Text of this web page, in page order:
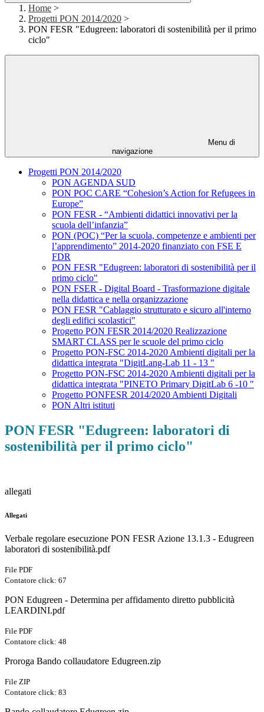
Home >
Progetti PON 2014/2020 >
PON FESR "Edugreen: laboratori di sostenibilità per il primo
ciclo"
Menu di
navigazione
Progetti PON 2014/2020
PON AGENDA SUD
PON POC CARE “Cohesion’s Action for Refugees in
Europe”
PON FESR - “Ambienti didattici innovativi per la
scuola dell’infanzia”
PON (POC) “Per la scuola, competenze e ambienti per
l’apprendimento” 2014-2020 finanziato con FSE E
FDR
PON FESR "Edugreen: laboratori di sostenibilità per il
primo ciclo"
PON FSER - Digital Board - Trasformazione digitale
nella didattica e nella organizzazione
PON FESR "Cablaggio strutturato e sicuro all'interno
degli edifici scolastici"
Progetto PON FESR 2014/2020 Realizzazione
SMART CLASS per le scuole del primo ciclo
Progetto PON-FSC 2014-2020 Ambienti digitali per la
didattica integrata "DigitLang-Lab 11 - 13 "
Progetto PON-FSC 2014-2020 Ambienti digitali per la
didattica integrata "PINETO Primary DigitLab 6 -10 "
Progetto PONFESR 2014/2020 Ambienti Digitali
PON Altri istituti
PON FESR "Edugreen: laboratori di
sostenibilità per il primo ciclo"
allegati
Allegati
Verbale regolare esecuzione PON FESR Azione 13.1.3 - Edugreen
laboratori di sostenibilità.pdf
File PDF
Contatore click: 67
PON Edugreen - Determina per affidamento diretto pubblicità
LEARDINI.pdf
File PDF
Contatore click: 48
Proroga Bando collaudatore Edugreen.zip
File ZIP
Contatore click: 83